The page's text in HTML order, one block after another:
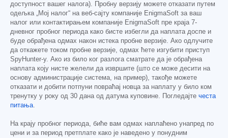
доступност вашег налога). Пробну верзију можете отказати путем
одељка „Мој налог“ на веб-сајту компаније EnigmaSoft за ваш
налог или контактирањем компаније EnigmaSoft пре краја 7-
дневног пробног периода како бисте избегли да наплата доспе и
буде обрађена одмах након истека пробне верзије. Ако одлучите
да откажете током пробне верзије, одмах ћете изгубити приступ
SpyHunter-у. Ако из било ког разлога сматрате да је обрађена
наплата коју нисте желели да извршите (што се може десити на
основу администрације система, на пример), такође можете
отказати и добити потпуни повраћај новца за наплату у било ком
тренутку у року од 30 дана од датума куповине. Погледајте честа
питања.
На крају пробног периода, биће вам одмах наплаћено унапред по
цени и за период претплате како је наведено у понудним